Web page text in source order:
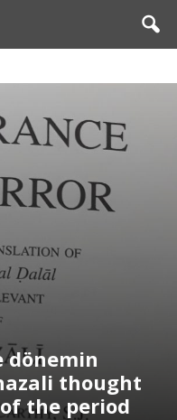
dönemin
thought
the period